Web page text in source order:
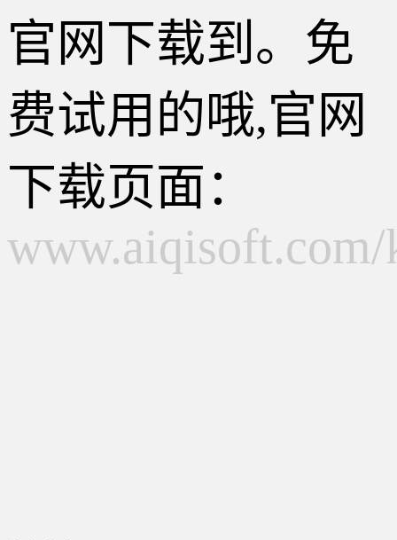
官网下载到。免
费试用的哦,官网
下载页面：